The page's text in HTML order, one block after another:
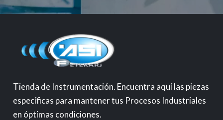
Tienda de Instrumentación. Encuentra aquí las piezas
específicas para mantener tus Procesos Industriales
en óptimas condiciones.